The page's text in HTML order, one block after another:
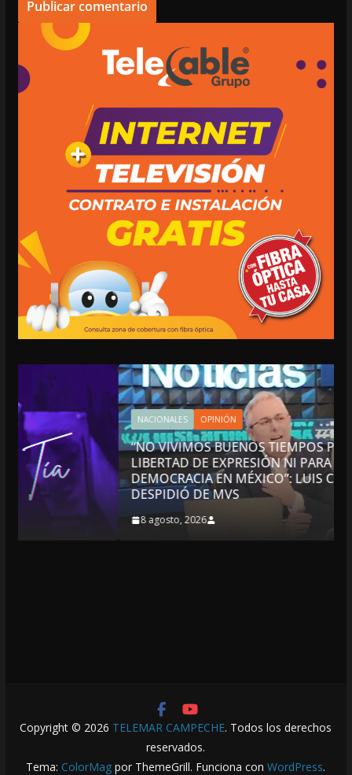
NACIONALES OPINIÓN
“NO VIVIMOS BUENOS TIEMPOS PARA LA
LIBERTAD DE EXPRESIÓN NI PARA LA
DEMOCRACIA EN MÉXICO”: LUIS CÁRDENAS; SE
DESPIDIÓ DE MVS
8 agosto, 2026
Copyright © 2026 TELEMAR CAMPECHE. Todos los derechos
reservados.
Tema: ColorMag por ThemeGrill. Funciona conWordPress.